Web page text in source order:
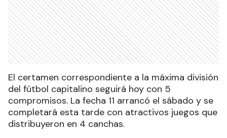
El certamen correspondiente a la máxima división
del fútbol capitalino seguirá hoy con 5
compromisos. La fecha 11 arrancó el sábado y se
completará esta tarde con atractivos juegos que
distribuyeron en 4 canchas.